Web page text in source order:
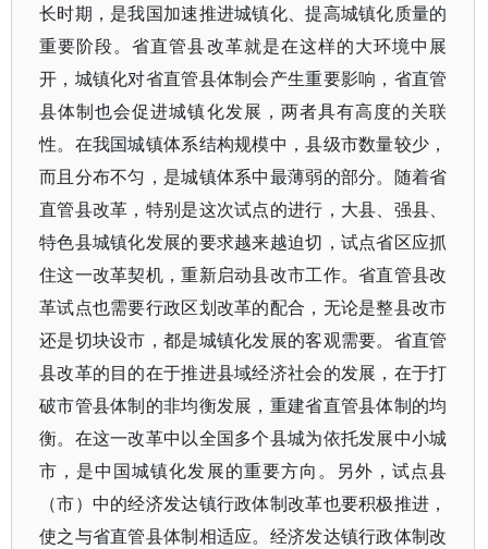
长时期，是我国加速推进城镇化、提高城镇化质量的
重要阶段。省直管县改革就是在这样的大环境中展
开，城镇化对省直管县体制会产生重要影响，省直管
县体制也会促进城镇化发展，两者具有高度的关联
性。在我国城镇体系结构规模中，县级市数量较少，
而且分布不匀，是城镇体系中最薄弱的部分。随着省
直管县改革，特别是这次试点的进行，大县、强县、
特色县城镇化发展的要求越来越迫切，试点省区应抓
住这一改革契机，重新启动县改市工作。省直管县改
革试点也需要行政区划改革的配合，无论是整县改市
还是切块设市，都是城镇化发展的客观需要。省直管
县改革的目的在于推进县域经济社会的发展，在于打
破市管县体制的非均衡发展，重建省直管县体制的均
衡。在这一改革中以全国多个县城为依托发展中小城
市，是中国城镇化发展的重要方向。另外，试点县
（市）中的经济发达镇行政体制改革也要积极推进，
使之与省直管县体制相适应。经济发达镇行政体制改